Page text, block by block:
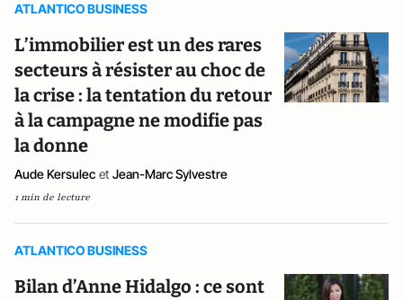
ATLANTICO BUSINESS
L’immobilier est un des rares
secteurs à résister au choc de
la crise : la tentation du retour
à la campagne ne modifie pas
la donne
Aude Kersulec et Jean-Marc Sylvestre
1 min de lecture
ATLANTICO BUSINESS
Bilan d’Anne Hidalgo : ce sont